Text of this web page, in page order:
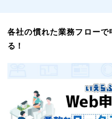
ホームページ制作について
各社の慣れた業務フロー
る！